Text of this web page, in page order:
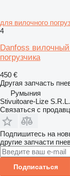
для вилочного
4
Danfoss
погрузчика
450 €
Другая запчасть
Румыния
Stivuitoare-Lize S.R.L.
Связаться с
Подпишитесь на
другие запчасти
Подписаться